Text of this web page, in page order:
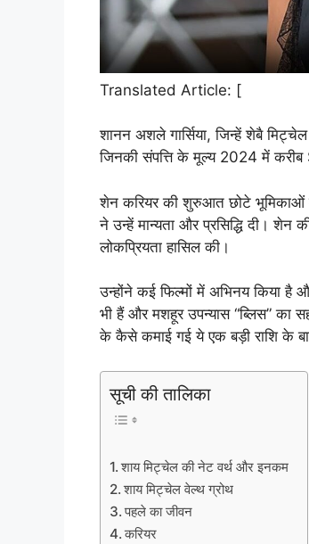
Translated Article: [
शानन अशले गार्सिया, जिन्हें शेबै
जिनकी संपत्ति के मूल्य 2024 में करीब
शेन करियर की शुरुआत छोटे भूमिकाओं में
ने उन्हें मान्यता और प्रसिद्धि दी। शेन
लोकप्रियता हासिल की।
उन्होंने कई फिल्मों में अभिनय किया है
भी हैं और मशहूर उपन्यास “ब्लिस”
के कैसे कमाई गई ये एक बड़ी राशि के
सूची की तालिका
शाय मिट्चेल की नेट वर्थ और इनकम
शाय मिट्चेल वेल्थ ग्रोथ
पहले का जीवन
करियर